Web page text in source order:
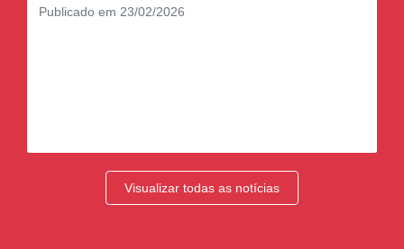
Publicado em 23/02/2026
Visualizar todas as notícias